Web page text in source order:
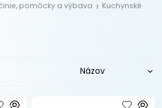
pomôcky a výbava
Kuchynské